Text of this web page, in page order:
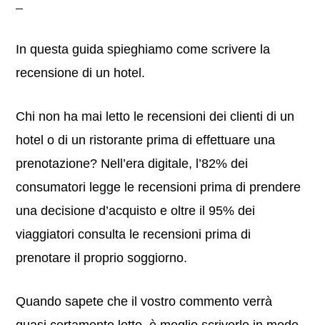
In questa guida spieghiamo come scrivere la
recensione di un hotel.
Chi non ha mai letto le recensioni dei clienti di un
hotel o di un ristorante prima di effettuare una
prenotazione? Nell’era digitale, l’82% dei
consumatori legge le recensioni prima di prendere
una decisione d’acquisto e oltre il 95% dei
viaggiatori consulta le recensioni prima di
prenotare il proprio soggiorno.
Quando sapete che il vostro commento verrà